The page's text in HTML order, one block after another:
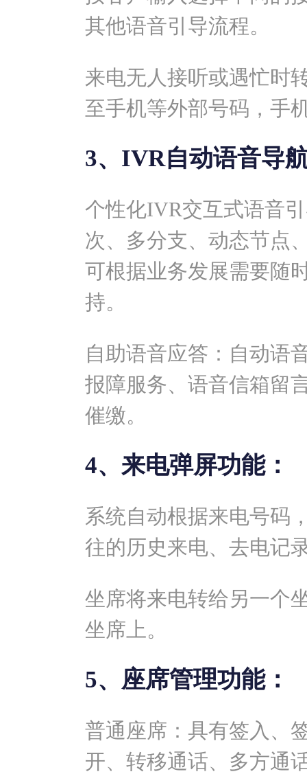
其他语音引导流程。
来电无人接听或遇忙时
至手机等外部号码，手
3、IVR自动语音导
个性化IVR交互式语音
次、多分支、动态节点
可根据业务发展需要随
持。
自助语音应答：自动语
报障服务、语音信箱留
催缴。
4、来电弹屏功能：
系统自动根据来电号码
往的历史来电、去电记
坐席将来电转给另一个
坐席上。
5、座席管理功能：
普通座席：具有签入、
开、转移通话、多方通